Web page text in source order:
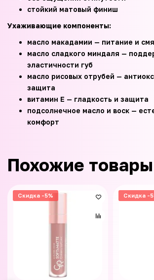
стойкий матовый финиш
Ухаживающие компоненты:
масло макадамии — питание и
масло сладкого миндаля —
эластичности губ
масло рисовых отрубей —
защита
витамин E — гладкость и защита
подсолнечное масло и воск —
комфорт
Похожие товары
Скидка -5% Скидка -